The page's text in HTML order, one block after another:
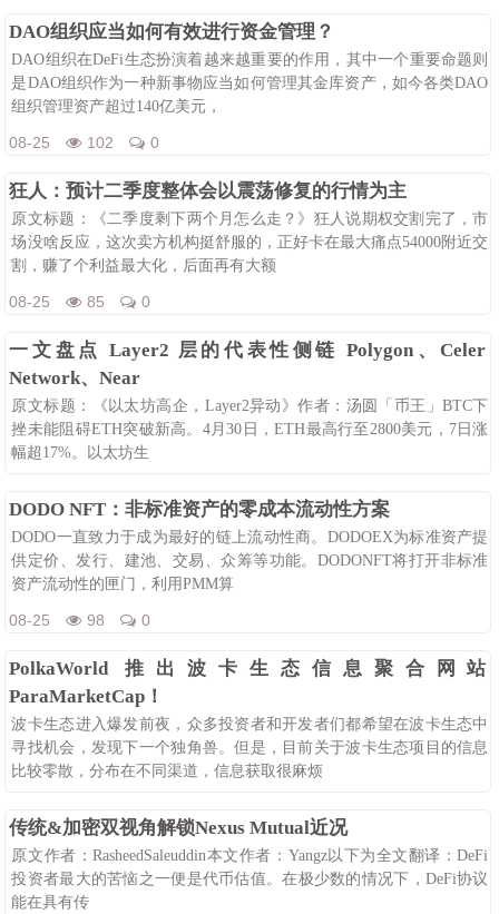
DAO组织应当如何有效进行资金管理？
DAO组织在DeFi生态扮演着越来越重要的作用，其中一个重要命题则
是DAO组织作为一种新事物应当如何管理其金库资产，如今各类DAO
组织管理资产超过140亿美元，
08-25 102 0
狂人：预计二季度整体会以震荡修复的行情为主
原文标题：《二季度剩下两个月怎么走？》狂人说期权交割完了，市
场没啥反应，这次卖方机构挺舒服的，正好卡在最大痛点54000附近交
割，赚了个利益最大化，后面再有大额
08-25 85 0
一文盘点 Layer2 层的代表性侧链 Polygon、Celer
Network、Near
原文标题：《以太坊高企，Layer2异动》作者：汤圆「币王」BTC下
挫未能阻碍ETH突破新高。4月30日，ETH最高行至2800美元，7日涨
幅超17%。以太坊生
DODO NFT：非标准资产的零成本流动性方案
DODO一直致力于成为最好的链上流动性商。DODOEX为标准资产提
供定价、发行、建池、交易、众筹等功能。DODONFT将打开非标准
资产流动性的匣门，利用PMM算
08-25 98 0
PolkaWorld 推出波卡生态信息聚合网站
ParaMarketCap！
波卡生态进入爆发前夜，众多投资者和开发者们都希望在波卡生态中
寻找机会，发现下一个独角兽。但是，目前关于波卡生态项目的信息
比较零散，分布在不同渠道，信息获取很麻烦
传统&加密双视角解锁Nexus Mutual近况
原文作者：RasheedSaleuddin本文作者：Yangz以下为全文翻译：DeFi
投资者最大的苦恼之一便是代币估值。在极少数的情况下，DeFi协议
能在具有传